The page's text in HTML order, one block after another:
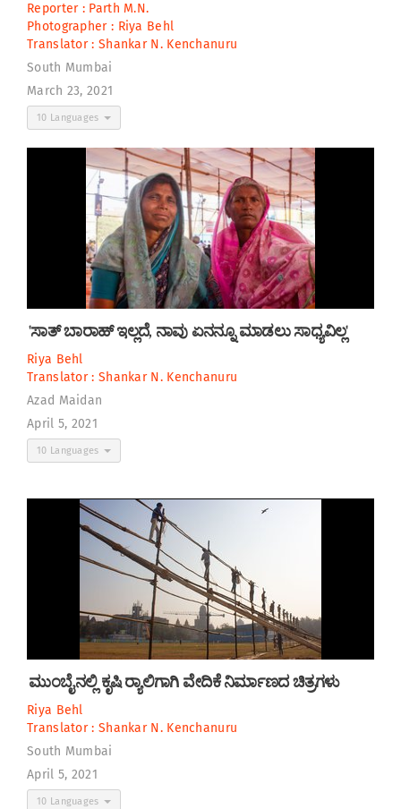
Reporter : Parth M.N.
Photographer : Riya Behl
Translator : Shankar N. Kenchanuru
South Mumbai
March 23, 2021
10 Languages
'ಸಾತ್‌ ಬಾರಾಹ್ ಇಲ್ಲದೆ, ನಾವು ಏನನ್ನೂ ಮಾಡಲು ಸಾಧ್ಯವಿಲ್ಲ'
Riya Behl
Translator : Shankar N. Kenchanuru
Azad Maidan
April 5, 2021
10 Languages
ಮುಂಬೈನಲ್ಲಿ ಕೃಷಿ ರ‍್ಯಾಲಿಗಾಗಿ ವೇದಿಕೆ ನಿರ್ಮಾಣದ ಚಿತ್ರಗಳು
Riya Behl
Translator : Shankar N. Kenchanuru
South Mumbai
April 5, 2021
10 Languages